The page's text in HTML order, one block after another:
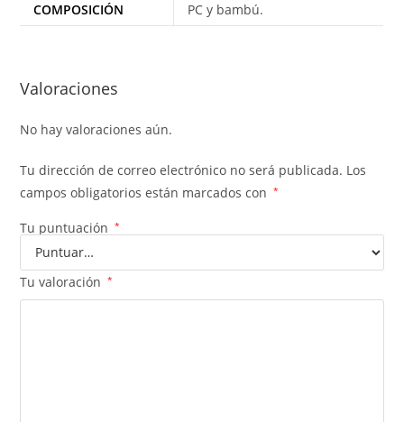
COMPOSICIÓN
PC y bambú.
Valoraciones
No hay valoraciones aún.
Tu dirección de correo electrónico no será publicada. Los
campos obligatorios están marcados con
*
Tu puntuación *
Tu valoración *